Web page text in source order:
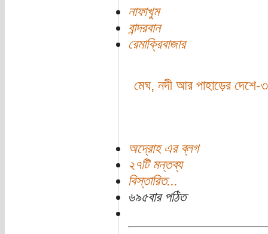
নাফাখুম
বান্দরবান
রেমাক্রিবাজার
মেঘ, নদী আর পাহাড়ের দেশে-৩
অদ্রোহ এর ব্লগ
২৭টি মন্তব্য
বিস্তারিত...
৬৯৫বার পঠিত